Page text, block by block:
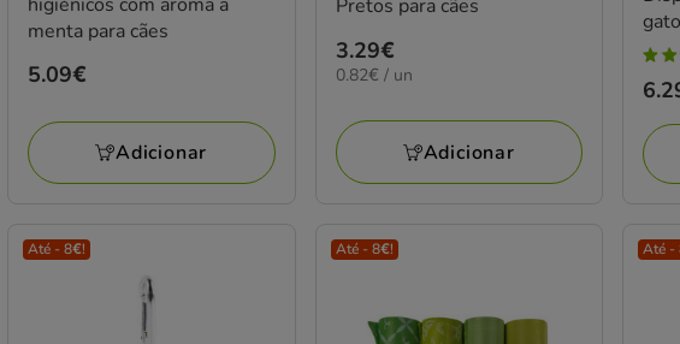
menta para cães
Preço
5.09€
Adicionar
Pretos para cães
Preço
3.29€
3.29€
0.82€
UN
0.82€ / un
Adicionar
5
com
8
Até - 8€! Até - 8€! Até -